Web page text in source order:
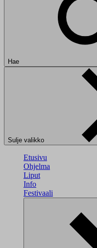
Hae
Sulje valikko
Etusivu
Ohjelma
Liput
Info
Festivaali